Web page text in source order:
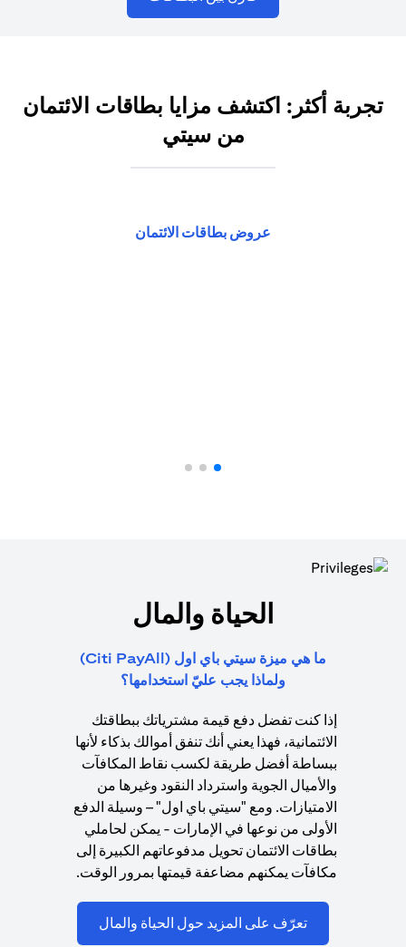
تجربة أكثر: اكتشف مزايا بطاقات الائتمان
من سيتي
عروض بطاقات الائتمان
الحياة والمال
ما هي ميزة سيتي باي اول (Citi PayAll)
ولماذا يجب عليّ استخدامها؟
إذا كنت تفضل دفع قيمة مشترياتك ببطاقتك
الائتمانية، فهذا يعني أنك تنفق أموالك بذكاء لأنها
ببساطة أفضل طريقة لكسب نقاط المكافآت
والأميال الجوية واسترداد النقود وغيرها من
الامتيازات. ومع "سيتي باي اول" – وسيلة الدفع
الأولى من نوعها في الإمارات - يمكن لحاملي
بطاقات الائتمان تحويل مدفوعاتهم الكبيرة إلى
مكافآت يمكنهم مضاعفة قيمتها بمرور الوقت.
تعرّف على المزيد حول الحياة والمال